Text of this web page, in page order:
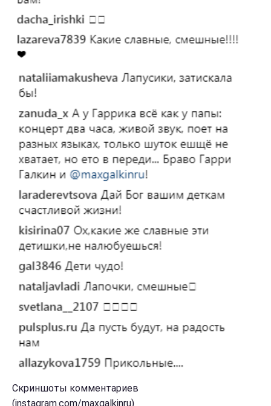
Скриншоты комментариев
(instagram.com/maxgalkinru)